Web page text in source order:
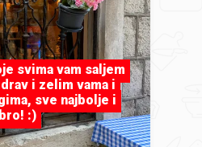
svima vam saljem
i zelim vama i
sve najbolje i
:)